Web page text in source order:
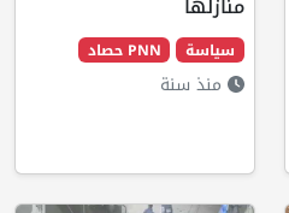
PNN حصاد